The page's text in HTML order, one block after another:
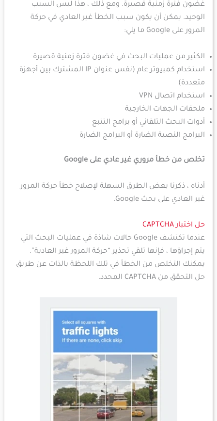
غضون فترة زمنية قصيرة. ومع ذلك ، هذا ليس السبب
الوحيد. يمكن أن يكون سبب الخطأ غير العادي في حركة
المرور على Google ما يلي:
الكثير من عمليات البحث في غضون فترة زمنية قصيرة
استخدام كمبيوتر عام (نفس عنوان IP المشترك بين أجهزة
متعددة)
استخدام اتصال VPN
ملحقات الجهات الخارجية
أدوات البحث التلقائي أو برامج التتبع
البرامج النصية الضارة أو البرامج الضارة
تخلص من خطأ مروري غير عادي على Google
أدناه ، ذكرنا بعض الطرق السهلة لإصلاح خطأ حركة المرور
غير العادي على بحث Google.
حل اختبار CAPTCHA
عندما تكتشف Google حالات شاذة في عمليات البحث التي
يتم إجراؤها ، فإنها تلقي تحذير “حركة المرور غير العادية”.
يمكنك التخلص من الخطأ في تلك اللحظة بالذات عن طريق
حل التحقق من CAPTCHA المحدد.